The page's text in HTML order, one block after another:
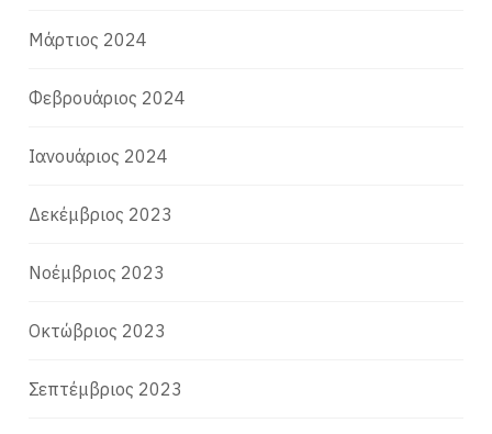
Μάρτιος 2024
Φεβρουάριος 2024
Ιανουάριος 2024
Δεκέμβριος 2023
Νοέμβριος 2023
Οκτώβριος 2023
Σεπτέμβριος 2023